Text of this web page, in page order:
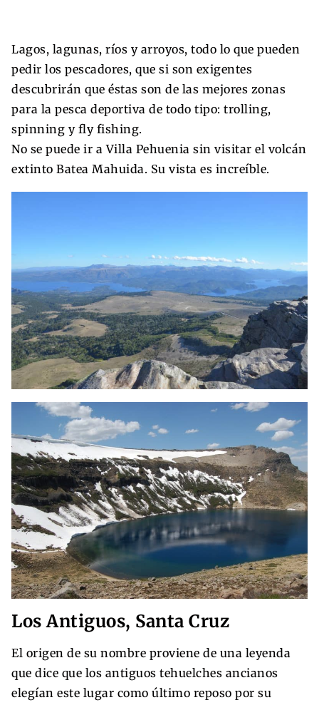
Lagos, lagunas, ríos y arroyos, todo lo que pueden
pedir los pescadores, que si son exigentes
descubrirán que éstas son de las mejores zonas
para la pesca deportiva de todo tipo: trolling,
spinning y fly fishing.
No se puede ir a Villa Pehuenia sin visitar el volcán
extinto Batea Mahuida. Su vista es increíble.
Los Antiguos, Santa Cruz
El origen de su nombre proviene de una leyenda
que dice que los antiguos tehuelches ancianos
elegían este lugar como último reposo por su